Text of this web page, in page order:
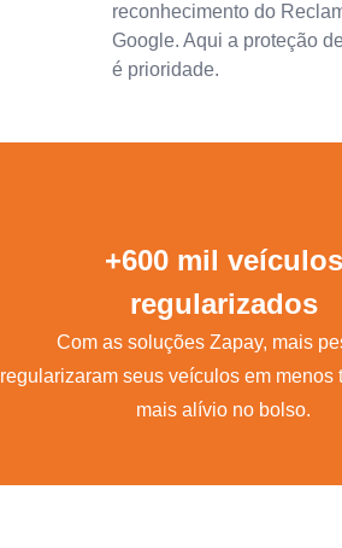
reconhecimento do
Google. Aqui a proteção
é prioridade.
+600 mil veículos
regularizados
Com as soluções Zapay, mais
regularizaram seus veículos em menos
mais alívio no bolso.